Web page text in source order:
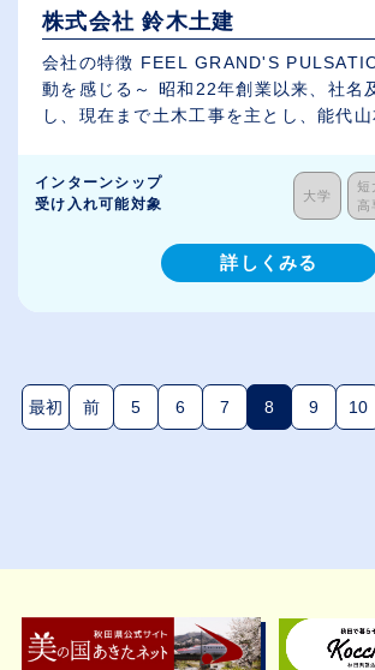
株式会社 鈴木土建
会社の特徴 FEEL GRAND'S
動を感じる～ 昭和22年創業以来、社名
し、現在まで土木工事を主とし、能代山
インターンシップ
受け入れ可能対象
大学
短
高
詳しくみる
最初 前 5 6 7 8(現在のページ)
9 10